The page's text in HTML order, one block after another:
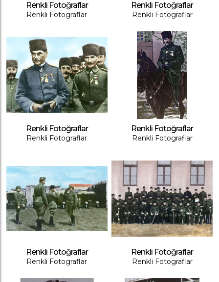
Renkli Fotoğraflar
Renkli Fotograflar
Renkli Fotoğraflar
Renkli Fotograflar
Renkli Fotoğraflar
Renkli Fotograflar
Renkli Fotoğraflar
Renkli Fotograflar
Renkli Fotoğraflar
Renkli Fotograflar
Renkli Fotoğraflar
Renkli Fotograflar